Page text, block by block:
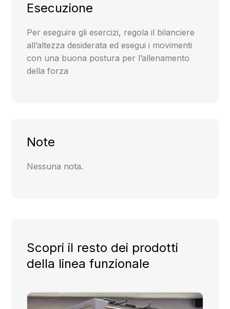
Esecuzione
Per eseguire gli esercizi, regola il bilanciere
all’altezza desiderata ed esegui i movimenti
con una buona postura per l’allenamento
della forza
Note
Nessuna nota.
Scopri il resto dei prodotti
della linea funzionale